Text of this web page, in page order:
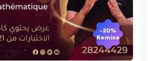
-20%
Remise